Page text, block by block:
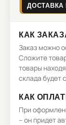
ДОСТАВКА
КАК
Заказ можно
Сложите
товары
склада будет
КАК
При
– он придет